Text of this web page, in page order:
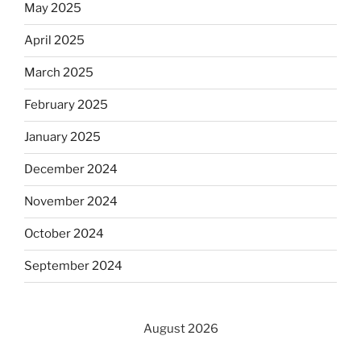
May 2025
April 2025
March 2025
February 2025
January 2025
December 2024
November 2024
October 2024
September 2024
August 2026